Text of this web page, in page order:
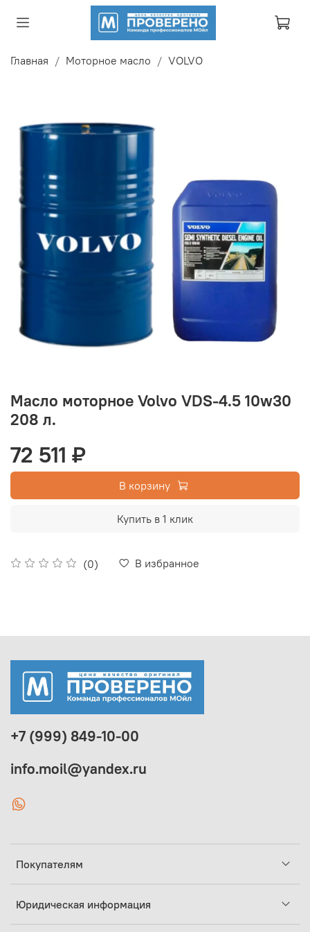
Главная Моторное масло VOLVO
Масло моторное Volvo VDS-4.5 10w30
208 л.
(0) В избранное
72 511 ₽
В корзину
Купить в 1 клик
Покупателям
Юридическая информация
+7 (999) 849-10-00
info.moil@yandex.ru